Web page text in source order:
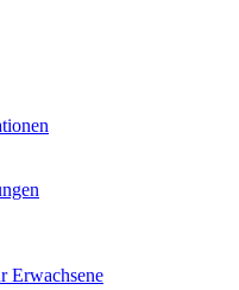
Erwachsene